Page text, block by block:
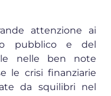
attenzione ai
pubblico e del
nelle ben note
le crisi finanziarie
da squilibri nel